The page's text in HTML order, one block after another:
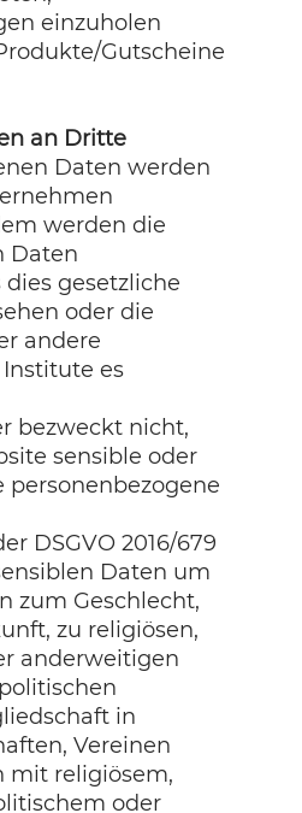
einzuholen
Gutscheine
an Dritte
Daten werden
werden die
Daten
gesetzliche
oder die
andere
es
bezweckt nicht,
sensible oder
DSGVO 2016/679
Daten um
zum Geschlecht,
zu religiösen,
anderweitigen
in
Vereinen
mit religiösem,
oder